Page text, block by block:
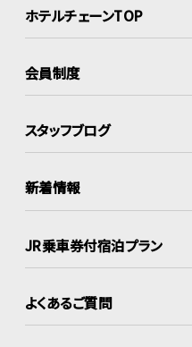
ホテルチェーンTOP
会員制度
スタッフブログ
新着情報
JR乗車券付宿泊プラン
よくあるご質問